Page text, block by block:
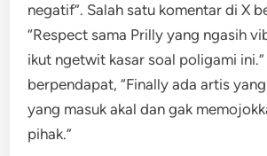
negatif”. Salah satu komentar di X
“Respect sama Prilly yang ngasih
ikut ngetwit kasar soal poligami
berpendapat, “Finally ada artis
yang masuk akal dan gak
pihak.”